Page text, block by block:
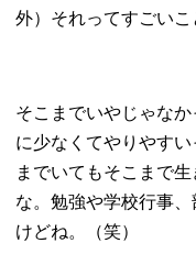
外）それってすごいこ
そこまでいやじゃな
に少なくてやりやす
までいてもそこまで
な。勉強や学校行事
けどね。（笑）